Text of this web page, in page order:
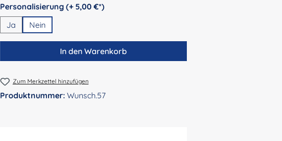
Personalisierung (+ 5,00 €*)auswählen
Ja
Nein
In den Warenkorb
Zum Merkzettel hinzufügen
Produktnummer:Wunsch.57